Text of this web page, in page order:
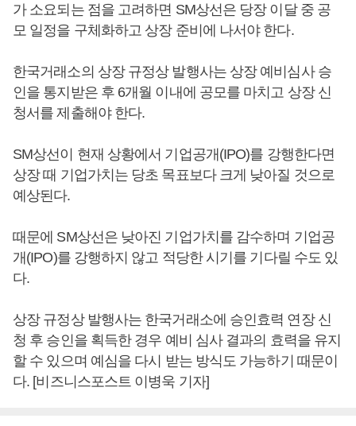
가 소요되는 점을 고려하면 SM상선은 당장 이달 중 공
모 일정을 구체화하고 상장 준비에 나서야 한다.
한국거래소의 상장 규정상 발행사는 상장 예비심사 승
인을 통지받은 후 6개월 이내에 공모를 마치고 상장 신
청서를 제출해야 한다.
SM상선이 현재 상황에서 기업공개(IPO)를 강행한다면
상장 때 기업가치는 당초 목표보다 크게 낮아질 것으로
예상된다.
때문에 SM상선은 낮아진 기업가치를 감수하며 기업공
개(IPO)를 강행하지 않고 적당한 시기를 기다릴 수도 있
다.
상장 규정상 발행사는 한국거래소에 승인효력 연장 신
청 후 승인을 획득한 경우 예비 심사 결과의 효력을 유지
할 수 있으며 예심을 다시 받는 방식도 가능하기 때문이
다. [비즈니스포스트 이병욱 기자]